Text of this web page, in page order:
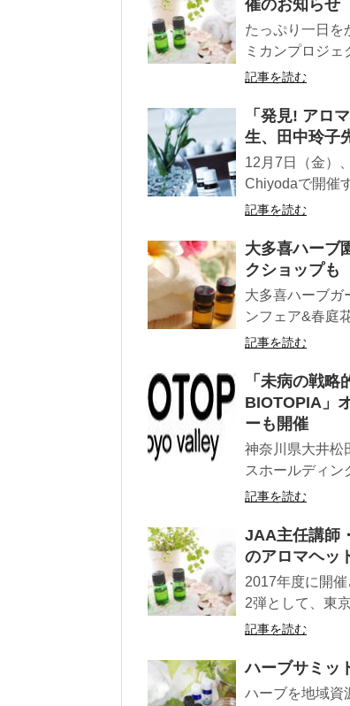
催のお知らせ
たっぷり一日を
ミカンプロジ
記事を読む
「発見! アロ
生、田中玲子
12月7日（金）
Chiyodaで開催
記事を読む
大多喜ハーブ
クショップも
大多喜ハーブガ
ンフェア&春庭
記事を読む
「未病の戦
BIOTOPIA」
ーも開催
神奈川県大井松
スホールディン
記事を読む
JAA主任講師
のアロマヘッ
2017年度に開
2弾として、東
記事を読む
ハーブサミッ
ハーブを地域資